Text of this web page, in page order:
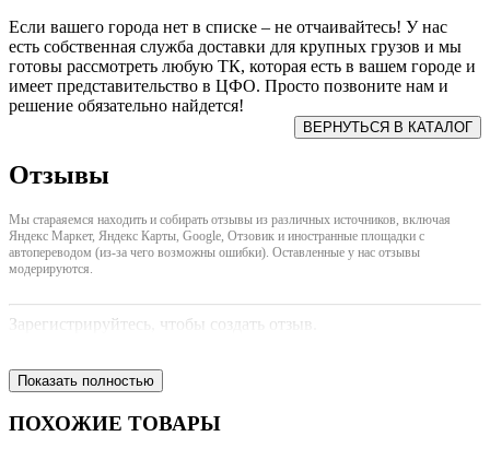
Если вашего города нет в списке – не отчаивайтесь! У нас
есть собственная служба доставки для крупных грузов и мы
готовы рассмотреть любую ТК, которая есть в вашем городе и
имеет представительство в ЦФО. Просто позвоните нам и
решение обязательно найдется!
Отзывы
Мы стараяемся находить и собирать отзывы из различных источников, включая
Яндекс Маркет, Яндекс Карты, Google, Отзовик и иностранные площадки с
автопереводом (из-за чего возможны ошибки). Оставленные у нас отзывы
модерируются.
Зарегистрируйтесь, чтобы создать отзыв.
Показать полностью
ПОХОЖИЕ ТОВАРЫ